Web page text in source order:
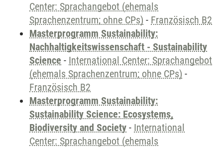
Center: Sprachangebot (ehemals
Sprachenzentrum; ohne CPs) - Französisch B2
Masterprogramm Sustainability:
Nachhaltigkeitswissenschaft - Sustainability
Science - International Center: Sprachangebot
(ehemals Sprachenzentrum; ohne CPs) -
Französisch B2
Masterprogramm Sustainability:
Sustainability Science: Ecosystems,
Biodiversity and Society - International
Center: Sprachangebot (ehemals